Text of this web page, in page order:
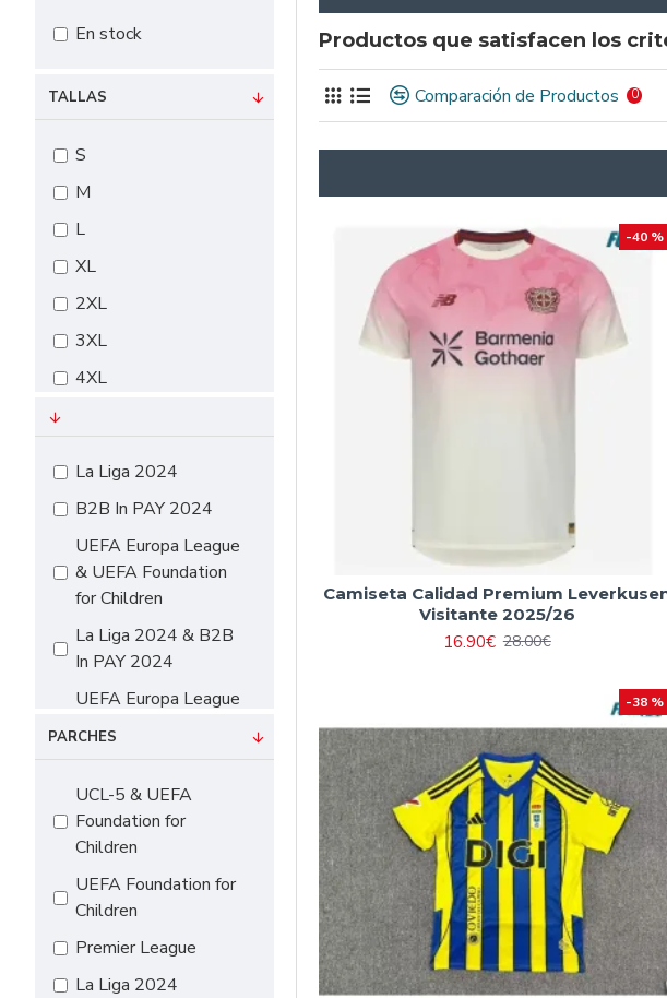
TALLAS
S
M
L
XL
2XL
3XL
4XL
#24 135cm-145cm
#26 145cm-155cm
#28 155cm-165cm
#10（115cm-
125cm）
#12（125cm-
135cm）
#14（135cm-
145cm）
155cm）
165cm）
La Liga 2024
B2B In PAY 2024
UEFA Europa League
& UEFA Foundation
for Children
La Liga 2024 & B2B
In PAY 2024
UEFA Europa League
& UEFA Foundation
PARCHES
UCL-5 & UEFA
Foundation for
Children
UEFA Foundation for
Children
Premier League
La Liga 2024
En stock Productos que satisfacen los
Comparación de Productos 0
-40 %
Camiseta Calidad Premium
Visitante 2025/26
16.90€ 28.00€
-38 %